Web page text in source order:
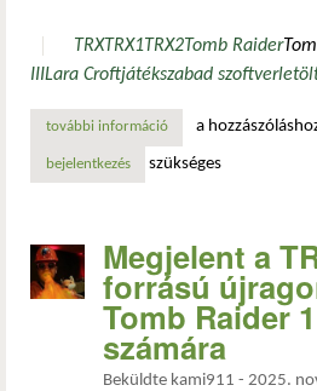
TRXTRX1TRX2Tomb Raider
IIILara Croftjátékszabad szoftver
további információfrom lara, with love:
a
bejelentkezés szükséges
Megjelent a
forrású
Tomb Raider
számára
Beküldte kami911 - 2025.